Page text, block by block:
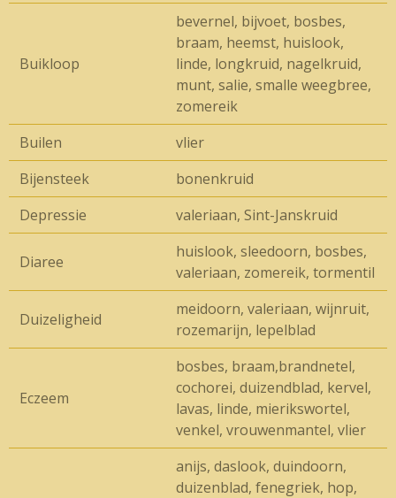
Buikloop
bevernel, bijvoet, bosbes,
braam, heemst, huislook,
linde, longkruid, nagelkruid,
munt, salie, smalle weegbree,
zomereik
Builen
vlier
Bijensteek
bonenkruid
Depressie
valeriaan, Sint-Janskruid
Diaree
huislook, sleedoorn, bosbes,
valeriaan, zomereik, tormentil
Duizeligheid
meidoorn, valeriaan, wijnruit,
rozemarijn, lepelblad
Eczeem
bosbes, braam,brandnetel,
cochorei, duizendblad, kervel,
lavas, linde, mierikswortel,
venkel, vrouwenmantel, vlier
anijs, daslook, duindoorn,
duizenblad, fenegriek, hop,